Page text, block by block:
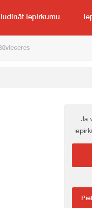
iepirkumu
Ja